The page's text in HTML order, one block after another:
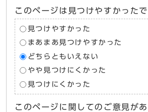
このページは見つけやすかったで
見つけやすかった
まあまあ見つけやすかった
どちらともいえない
やや見つけにくかった
見つけにくかった
このページに関してのご意見が